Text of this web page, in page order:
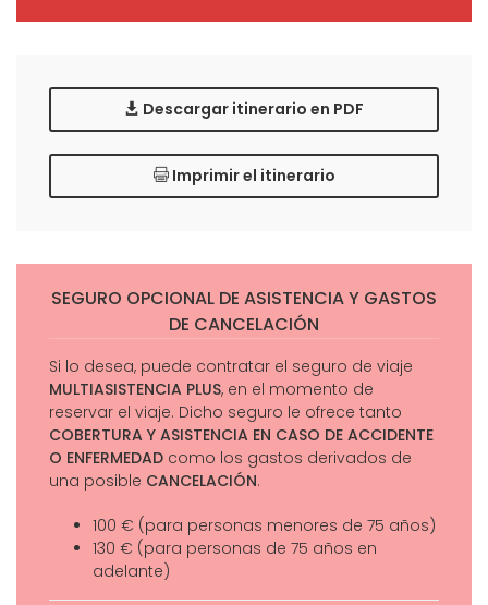
Descargar itinerario en PDF
Imprimir el itinerario
SEGURO OPCIONAL DE ASISTENCIA Y GASTOS
DE CANCELACIÓN
Si lo desea, puede contratar el seguro de viaje
MULTIASISTENCIA PLUS, en el momento de
reservar el viaje. Dicho seguro le ofrece tanto
COBERTURA Y ASISTENCIA EN CASO DE ACCIDENTE
O ENFERMEDAD como los gastos derivados de
una posible CANCELACIÓN.
100 € (para personas menores de 75 años)
130 € (para personas de 75 años en
adelante)